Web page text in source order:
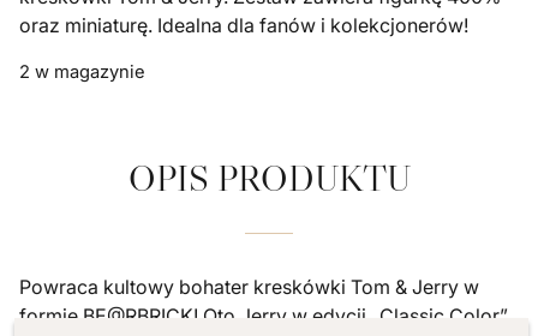
oraz miniaturę. Idealna dla fanów i kolekcjonerów!
2 w magazynie
OPIS PRODUKTU
Powraca kultowy bohater kreskówki Tom & Jerry w
formie BE@RBRICK! Oto Jerry w edycji „Classic Color”,